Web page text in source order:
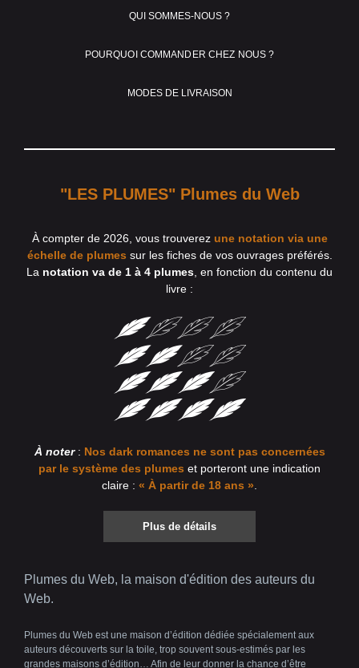
QUI SOMMES-NOUS ?
POURQUOI COMMANDER CHEZ NOUS ?
MODES DE LIVRAISON
"LES PLUMES" Plumes du Web
À compter de 2026, vous trouverez une notation via une
échelle de plumes sur les fiches de vos ouvrages préférés.
La notation va de 1 à 4 plumes , en fonction du contenu du
livre :
À noter: Nos dark romances ne sont pas concernées
par le système des plumes et porteront une indication
claire : « À partir de 18 ans »
Plus de détails
Plumes du Web, la maison d'édition des auteurs du
Web.
Plumes du Web est une maison d’édition dédiée spécialement aux
auteurs découverts sur la toile, trop souvent sous-estimés par les
grandes maisons d’édition… Afin de leur donner la chance d’être